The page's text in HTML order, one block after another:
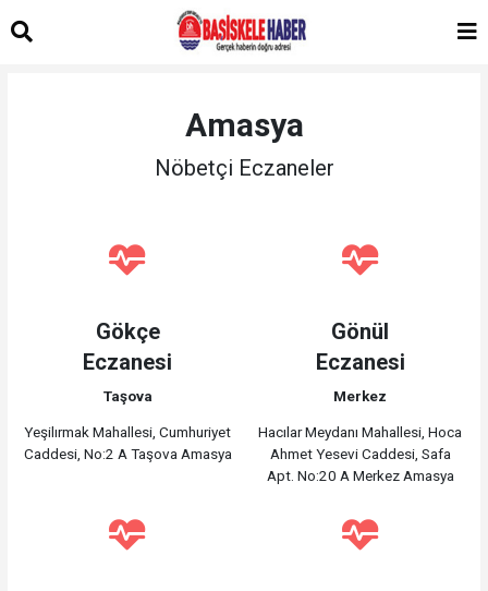
Amasya
Nöbetçi Eczaneler
Gökçe
Eczanesi
Taşova
Yeşilırmak Mahallesi, Cumhuriyet
Caddesi, No:2 A Taşova Amasya
Gönül
Eczanesi
Merkez
Hacılar Meydanı Mahallesi, Hoca
Ahmet Yesevi Caddesi, Safa
Apt. No:20 A Merkez Amasya